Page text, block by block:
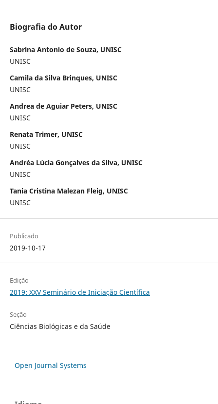
Biografia do Autor
Sabrina Antonio de Souza, UNISC
UNISC
Camila da Silva Brinques, UNISC
UNISC
Andrea de Aguiar Peters, UNISC
UNISC
Renata Trimer, UNISC
UNISC
Andréa Lúcia Gonçalves da Silva, UNISC
UNISC
Tania Cristina Malezan Fleig, UNISC
UNISC
Publicado
2019-10-17
Edição
2019: XXV Seminário de Iniciação Científica
Seção
Ciências Biológicas e da Saúde
Open Journal Systems